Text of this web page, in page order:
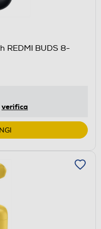
REDMI BUDS 8-
verifica